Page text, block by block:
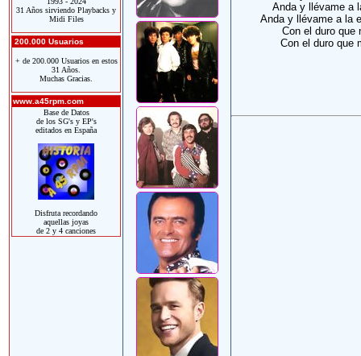
31 Años sirviendo Playbacks y
Midi Files
200.000 Usuarios
+ de 200.000 Usuarios en estos
31 Años.
Muchas Gracias.
www.a45rpm.com
Base de Datos
de los SG's y EP's
editados en España
Disfruta recordando
aquellas joyas
de 2 y 4 canciones
Anda y llévame a
Anda y llévame a la
Con el duro que
Con el duro que